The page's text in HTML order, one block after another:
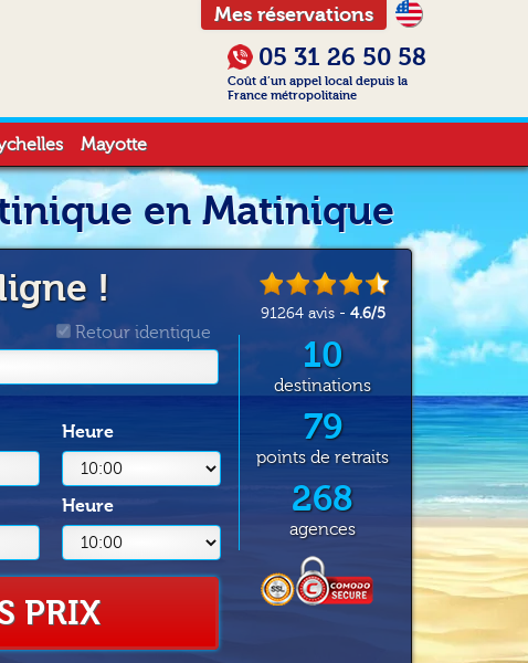
Mes réservations
05 31 26 50 58
Coût d’un appel local depuis la
France métropolitaine
Mayotte
en Matinique
91264avis - 4.6/5
!
Retour identique
Heure
Heure
PRIX
10
destinations
79
points de retraits
268
agences